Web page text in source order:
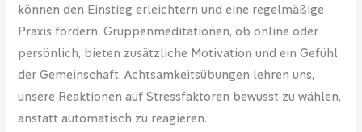
können den Einstieg erleichtern und eine regelmäßige
Praxis fördern. Gruppenmeditationen, ob online oder
persönlich, bieten zusätzliche Motivation und ein Gefühl
der Gemeinschaft. Achtsamkeitsübungen lehren uns,
unsere Reaktionen auf Stressfaktoren bewusst zu wählen,
anstatt automatisch zu reagieren.